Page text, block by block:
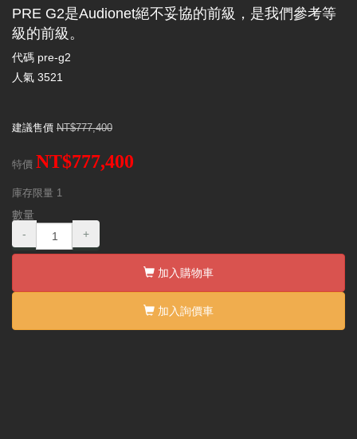
PRE G2是Audionet絕不妥協的前級，是我們參考等
級的前級。
代碼 pre-g2
人氣 3521
建議售價 NT$777,400
特價 NT$777,400
庫存限量 1
數量
-
+
加入購物車
加入詢價車